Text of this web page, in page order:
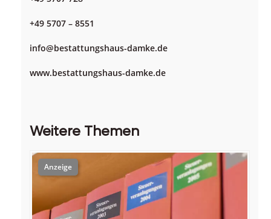
+49 5707 – 8551
info@bestattungshaus-damke.de
www.bestattungshaus-damke.de
Weitere Themen